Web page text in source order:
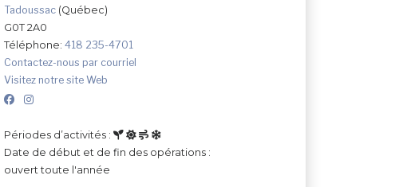
Tadoussac (Québec)
G0T 2A0
Téléphone: 418 235-4701
Contactez-nous par courriel
Visitez notre site Web
Périodes d’activités :
Date de début et de fin des opérations :
ouvert toute l'année